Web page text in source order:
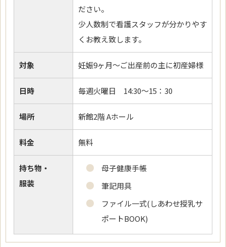
ださい。
少人数制で看護スタッフが分かりやす
くお教え致します。
対象 妊娠9ヶ月～ご出産前の主に初産婦様
日時 毎週火曜日 14:30～15：30
場所 新館2階 Aホール
料金 無料
持ち物・
服装
母子健康手帳
筆記用具
ファイル一式(しあわせ授乳サ
ポートBOOK)